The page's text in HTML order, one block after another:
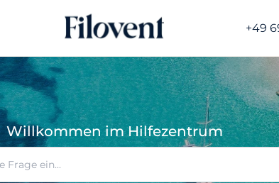
+49
Willkommen im Hilfezentrum